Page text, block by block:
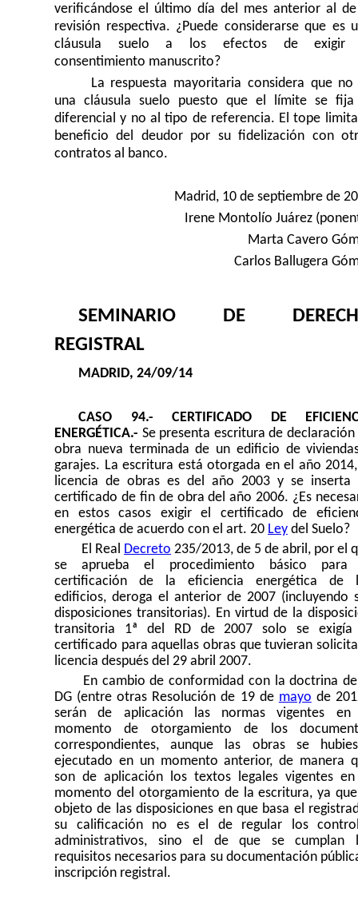
verificándose el último día del mes anterior al
revisión respectiva. ¿Puede considerarse que es
cláusula suelo a los efectos de exigir
consentimiento manuscrito?
La respuesta mayoritaria considera que no
una cláusula suelo puesto que el límite se
diferencial y no al tipo de referencia. El tope
beneficio del deudor por su fidelización con
contratos al banco.
Madrid, 10 de septiembre de
Irene Montolío Juárez
Marta Cavero
Carlos Ballugera
SEMINARIO DE
REGISTRAL
MADRID, 24/09/14
CASO 94.- CERTIFICADO DE
ENERGÉTICA.- Se presenta escritura de declaración
obra nueva terminada de un edificio de
garajes. La escritura está otorgada en el año
licencia de obras es del año 2003 y se inserta
certificado de fin de obra del año 2006. ¿Es
en estos casos exigir el certificado de
energética de acuerdo con el art. 20 Ley del Suelo?
El Real Decreto 235/2013, de 5 de abril, por el
se aprueba el procedimiento básico para
certificación de la eficiencia energética de
edificios, deroga el anterior de 2007 (incluyendo
disposiciones transitorias). En virtud de la
transitoria 1ª del RD de 2007 solo se
certificado para aquellas obras que tuvieran
licencia después del 29 abril 2007.
En cambio de conformidad con la doctrina
DG (entre otras Resolución de 19 de mayo de
serán de aplicación las normas vigentes
momento de otorgamiento de los
correspondientes, aunque las obras se
ejecutado en un momento anterior, de manera
son de aplicación los textos legales vigentes
momento del otorgamiento de la escritura, ya
objeto de las disposiciones en que basa el
su calificación no es el de regular los
administrativos, sino el de que se cumplan
requisitos necesarios para su documentación
inscripción registral.